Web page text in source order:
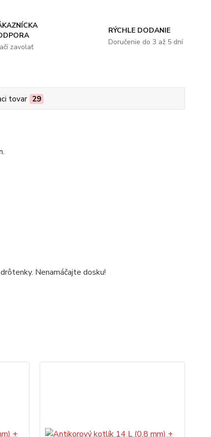
zavolať
RÝCHLE DODANIE
Doručenie do 3 až 5 dní
tovar 29
Nenamáčajte dosku!